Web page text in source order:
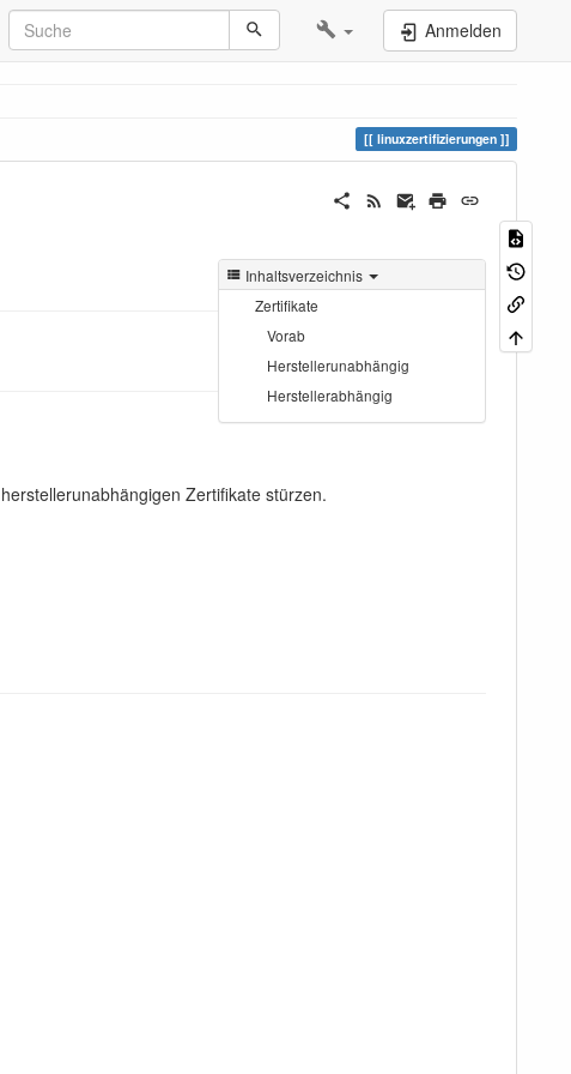
Anmelden
linuxzertifizierungen
Inhaltsverzeichnis
Zertifikate
Vorab
Herstellerunabhängig
Herstellerabhängig
Zertifikate stürzen.